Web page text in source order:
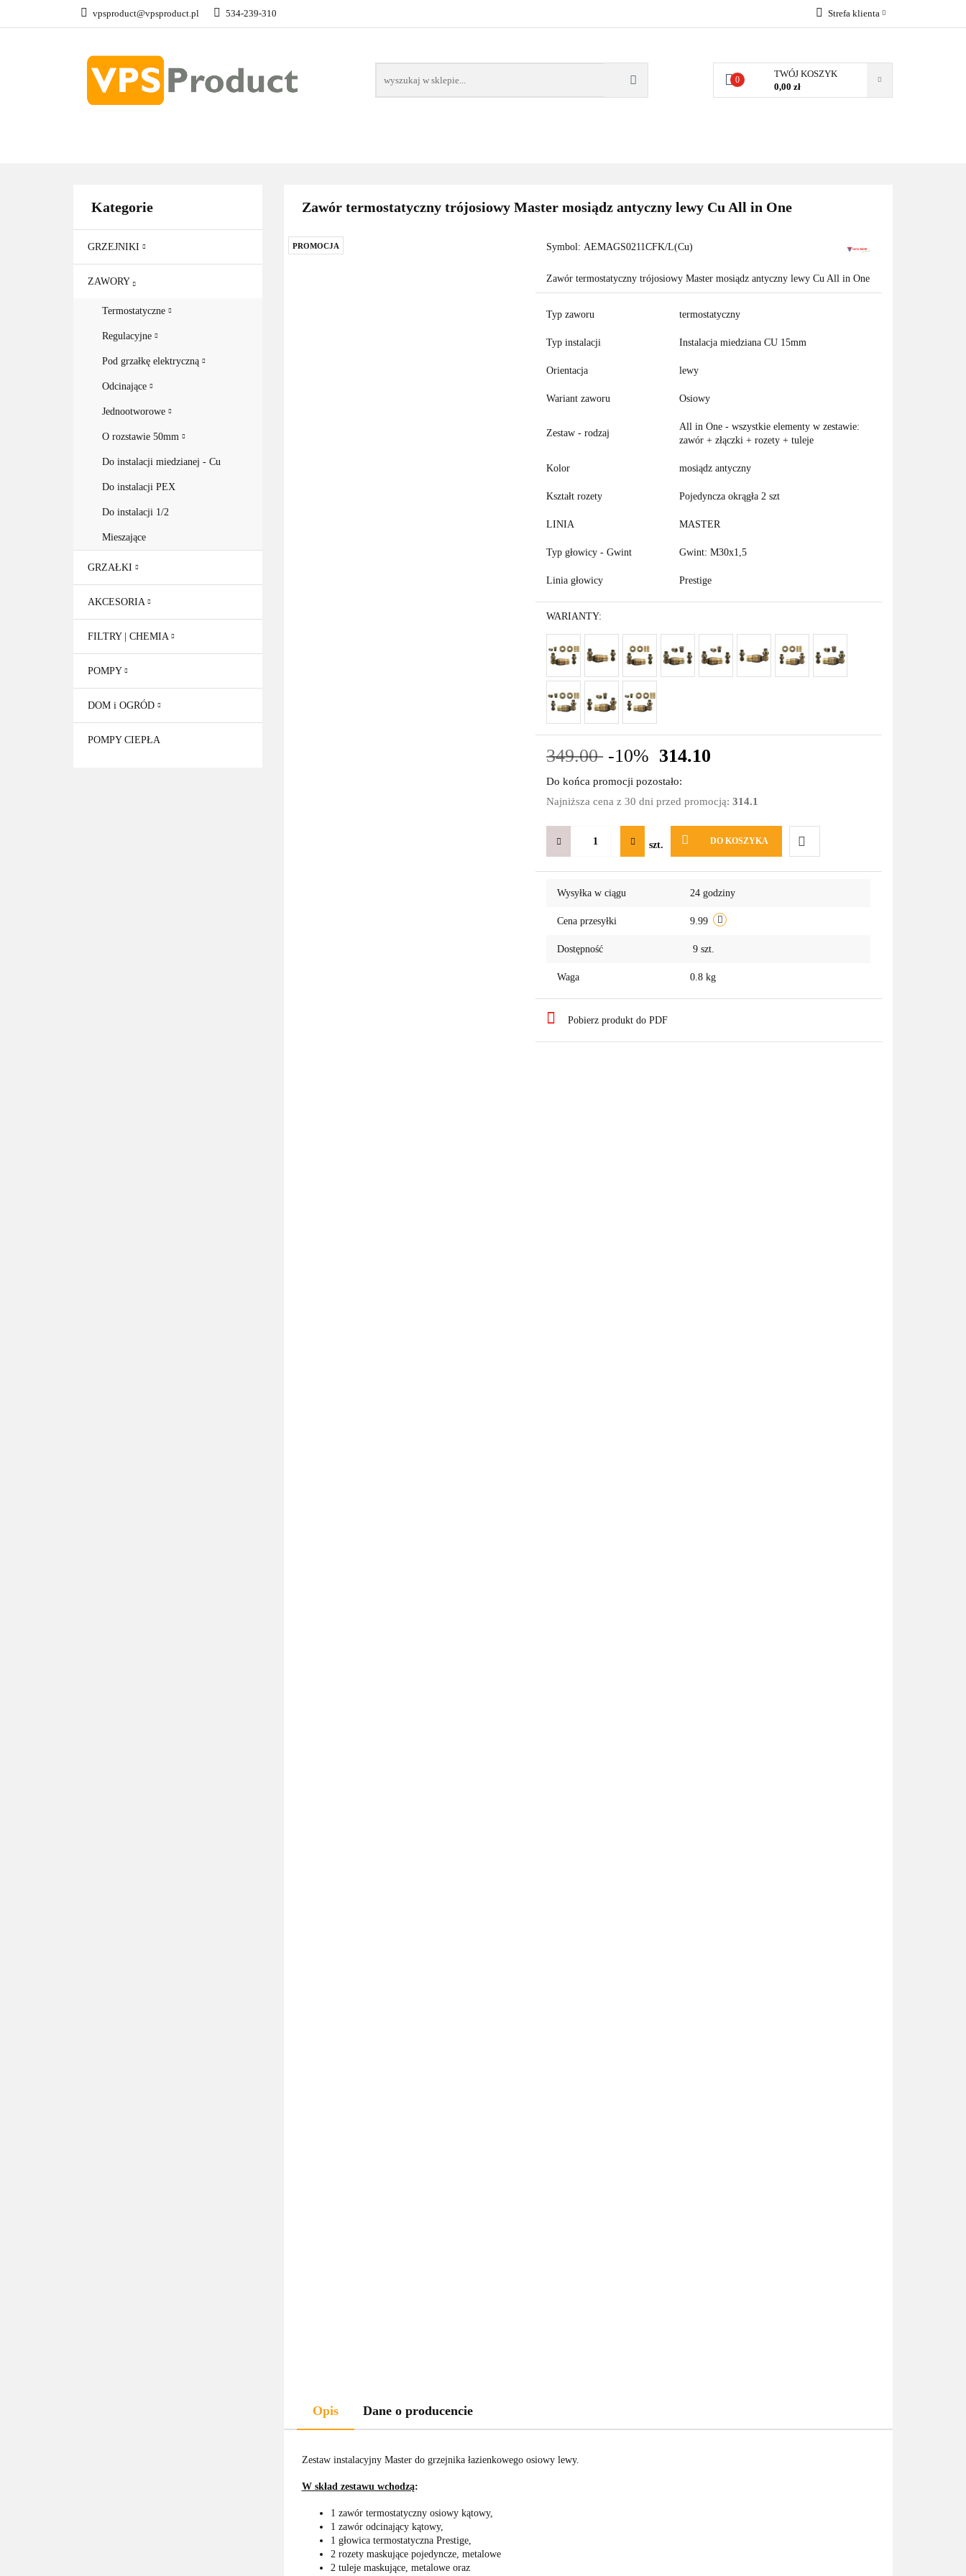
vpsproduct@vpsproduct.pl 534-239-310 Strefa klienta
Zarejestruj się
0
TWÓJ KOSZYK
0,00 zł
GRZEJNIKI
Kategorie
GRZEJNIKI
ZAWORY
Termostatyczne
Regulacyjne
Pod grzałkę elektryczną
Odcinające
Jednootworowe
O rozstawie 50mm
Do instalacji miedzianej - Cu
Do instalacji PEX
Do instalacji 1/2
Mieszające
GRZAŁKI
AKCESORIA
FILTRY | CHEMIA
POMPY
DOM i OGRÓD
POMPY CIEPŁA
Zawór termostatyczny trójosiowy Master mosiądz antyczny lewy Cu All in One
PROMOCJA Symbol:AEMAGS0211CFK/L(Cu)
Zawór termostatyczny trójosiowy Master mosiądz antyczny lewy Cu All in One
Typ zaworu termostatyczny
Typ instalacji Instalacja miedziana CU 15mm
Orientacja lewy
Wariant zaworu Osiowy
Zestaw - rodzaj
All in One - wszystkie elementy w zestawie:
zawór + złączki + rozety + tuleje
Kolor mosiądz antyczny
Kształt rozety Pojedyncza okrągła 2 szt
LINIA MASTER
Typ głowicy - Gwint Gwint: M30x1,5
Linia głowicy Prestige
WARIANTY:
349.00 -10% 314.10
Do końca promocji pozostało:
Najniższa cena z 30 dni przed promocją:314.1
szt. DO KOSZYKA
Do
Wysyłka w ciągu 24 godziny
Cena przesyłki 9.99
Dostępność 9 szt.
Waga 0.8 kg
Pobierz produkt do PDF
Opis Dane o producencie
Zestaw instalacyjny Master do grzejnika łazienkowego osiowy lewy.
W skład zestawu wchodzą:
1 zawór termostatyczny osiowy kątowy,
1 zawór odcinający kątowy,
1 głowica termostatyczna Prestige,
2 rozety maskujące pojedyncze, metalowe
2 tuleje maskujące, metalowe oraz